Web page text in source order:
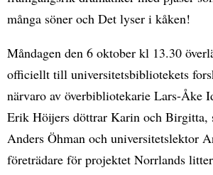
många söner och Det lyser i kåken!
Måndagen den 6 oktober kl 13.30
officiellt till universitetsbibliotekets
närvaro av överbibliotekarie Lars-Åke
Erik Höijers döttrar Karin och Birgitta,
Anders Öhman och universitetslektor
företrädare för projektet Norrlands